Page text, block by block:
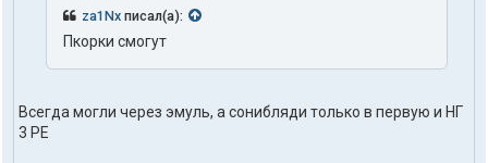
za1Nx писал(а):
Пкорки смогут
Всегда могли через эмуль, а сонибляди только в первую и НГ
3 РЕ